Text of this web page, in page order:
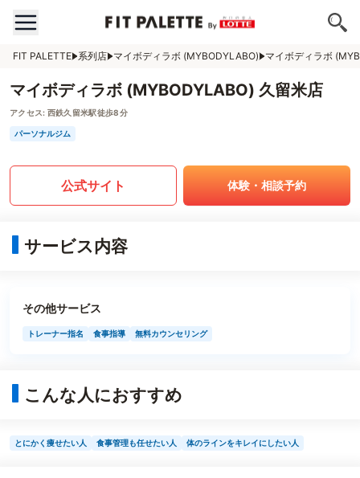
FIT PALETTE 系列店 マイボディラボ (MYBODYLABO) マイボディラボ
マイボディラボ (MYBODYLABO) 久留米店
アクセス: 西鉄久留米駅徒歩8分
パーソナルジム
公式サイト 体験・相談予約
サービス内容
その他サービス
トレーナー指名 食事指導 無料カウンセリング
こんな人におすすめ
とにかく痩せたい人 食事管理も任せたい人 体のラインをキレイにしたい人